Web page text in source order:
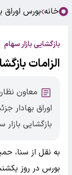
خانه بورس اوراق
بازگشایی بازار سهام
الزامات
معاون
اوراق بهادار
بازگشایی بازار
به نقل از سنا،
بورس در روز